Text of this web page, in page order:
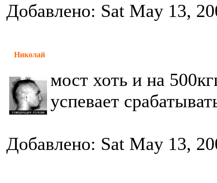
Добавлено: Sat May 13,
Николай
мост хоть и на
успевает
Добавлено: Sat May 13,